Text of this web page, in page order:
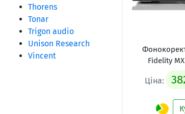
Thorens
Tonar
Trigon audio
Unison Research
Vincent
Fidelity
Ціна: